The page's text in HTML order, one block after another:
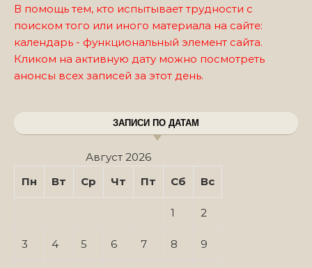
В помощь тем, кто испытывает трудности с
поиском того или иного материала на сайте:
календарь - функциональный элемент сайта.
Кликом на активную дату можно посмотреть
анонсы всех записей за этот день.
ЗАПИСИ ПО ДАТАМ
Август 2026
Пн
Вт Ср Чт Пт Сб Вс
1 2
3 4 5 6 7 8 9